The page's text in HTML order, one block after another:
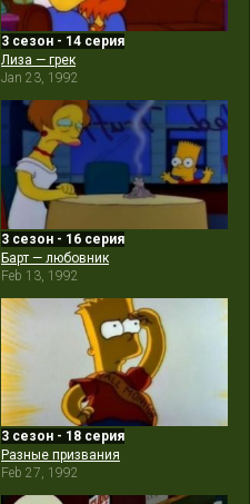
3 сезон - 14 серия
Лиза — грек
Jan 23, 1992
3 сезон - 16 серия
Барт — любовник
Feb 13, 1992
3 сезон - 18 серия
Разные призвания
Feb 27, 1992